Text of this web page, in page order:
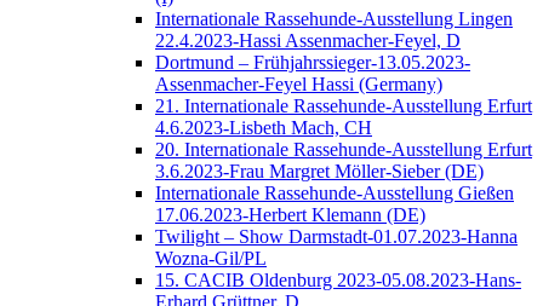
Internationale Rassehunde-Ausstellung Lingen
22.4.2023-Hassi Assenmacher-Feyel, D
Dortmund – Frühjahrssieger-13.05.2023-
Assenmacher-Feyel Hassi (Germany)
21. Internationale Rassehunde-Ausstellung Erfurt
4.6.2023-Lisbeth Mach, CH
20. Internationale Rassehunde-Ausstellung Erfurt
3.6.2023-Frau Margret Möller-Sieber (DE)
Internationale Rassehunde-Ausstellung Gießen
17.06.2023-Herbert Klemann (DE)
Twilight – Show Darmstadt-01.07.2023-Hanna
Wozna-Gil/PL
15. CACIB Oldenburg 2023-05.08.2023-Hans-
Erhard Grüttner, D